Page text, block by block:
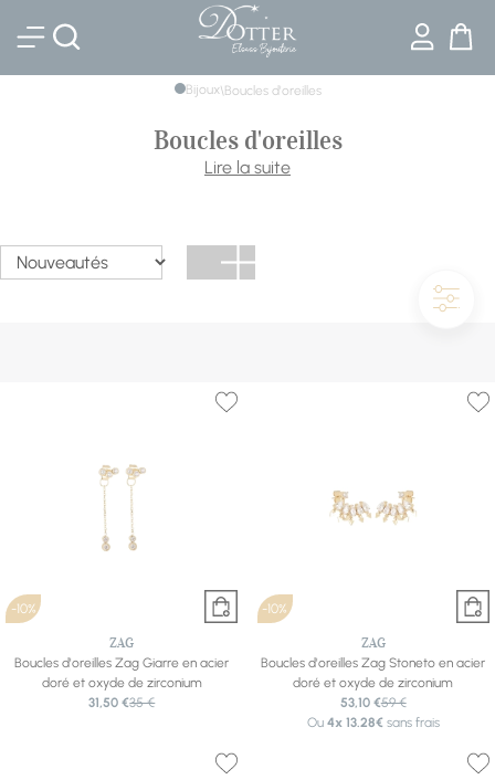
Bijouterie DOTTER
Bijoux\Boucles d'oreilles
Boucles d'oreilles
Clous discrets, créoles affirmées ou pendantes de soirée :
et les créations de la collection Bijouterie Dotter, de l'acier
Lire la suite
-10%
ZAG
Boucles d'oreilles Zag Giarre en acier
doré et oxyde de zirconium
31,50 €35 €
-10%
ZAG
Boucles d'oreilles Zag Stoneto en acier
doré et oxyde de zirconium
53,10 €59 €
Ou 4x 13.28€sans frais